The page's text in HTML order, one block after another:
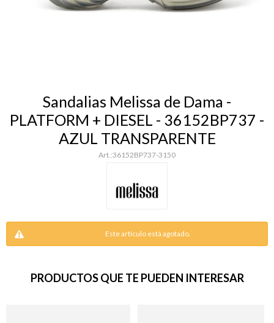
Sandalias Melissa de Dama -
PLATFORM + DIESEL - 36152BP737 -
AZUL TRANSPARENTE
36152BP737-3150
Este artículo está agotado.
PRODUCTOS QUE TE PUEDEN INTERESAR